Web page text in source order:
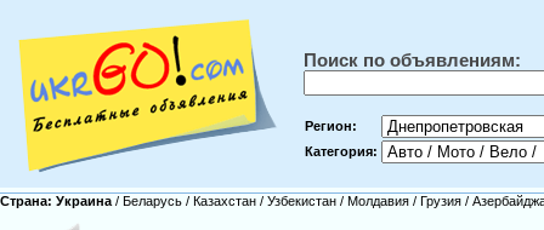
Поиск по объявлениям:
Регион:
Категория:
Страна: Украина / Беларусь / Казахстан / Узбекистан / Молдавия / Грузия /